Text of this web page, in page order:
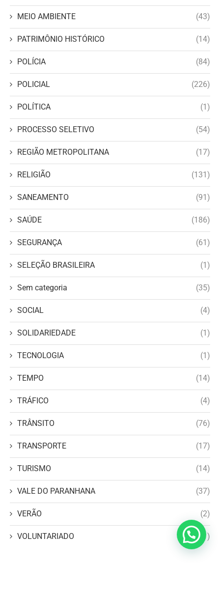
MEIO AMBIENTE (43)
PATRIMÔNIO HISTÓRICO (14)
POLÍCIA (84)
POLICIAL (226)
POLÍTICA (1)
PROCESSO SELETIVO (54)
REGIÃO METROPOLITANA (17)
RELIGIÃO (131)
SANEAMENTO (91)
SAÚDE (186)
SEGURANÇA (61)
SELEÇÃO BRASILEIRA (1)
Sem categoria (35)
SOCIAL (4)
SOLIDARIEDADE (1)
TECNOLOGIA (1)
TEMPO (14)
TRÁFICO (4)
TRÂNSITO (76)
TRANSPORTE (17)
TURISMO (14)
VALE DO PARANHANA (37)
VERÃO (2)
VOLUNTARIADO (1)